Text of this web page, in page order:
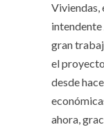
Viviendas,
gran
el
desde
ahora,